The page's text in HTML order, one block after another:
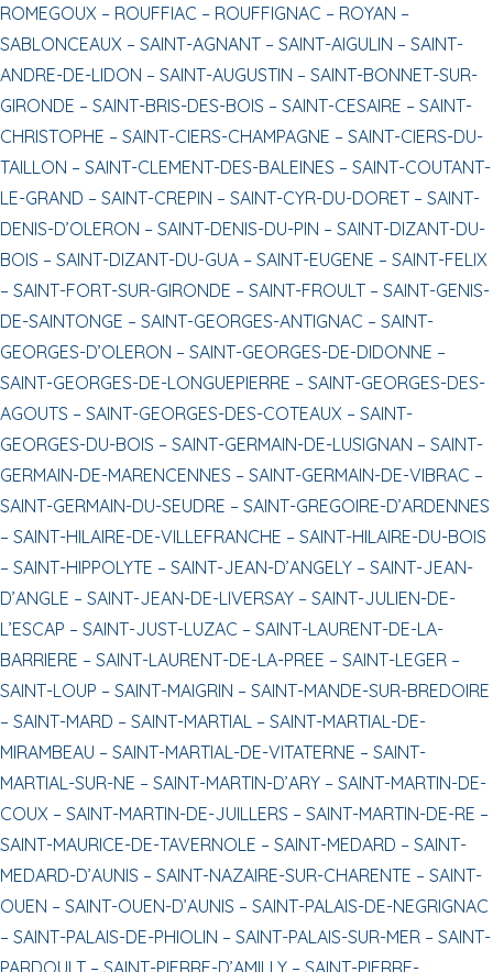
ROMEGOUX – ROUFFIAC – ROUFFIGNAC – ROYAN –
SABLONCEAUX – SAINT-AGNANT – SAINT-AIGULIN – SAINT-
ANDRE-DE-LIDON – SAINT-AUGUSTIN – SAINT-BONNET-SUR-
GIRONDE – SAINT-BRIS-DES-BOIS – SAINT-CESAIRE – SAINT-
CHRISTOPHE – SAINT-CIERS-CHAMPAGNE – SAINT-CIERS-DU-
TAILLON – SAINT-CLEMENT-DES-BALEINES – SAINT-COUTANT-
LE-GRAND – SAINT-CREPIN – SAINT-CYR-DU-DORET – SAINT-
DENIS-D’OLERON – SAINT-DENIS-DU-PIN – SAINT-DIZANT-DU-
BOIS – SAINT-DIZANT-DU-GUA – SAINT-EUGENE – SAINT-FELIX
– SAINT-FORT-SUR-GIRONDE – SAINT-FROULT – SAINT-GENIS-
DE-SAINTONGE – SAINT-GEORGES-ANTIGNAC – SAINT-
GEORGES-D’OLERON – SAINT-GEORGES-DE-DIDONNE –
SAINT-GEORGES-DE-LONGUEPIERRE – SAINT-GEORGES-DES-
AGOUTS – SAINT-GEORGES-DES-COTEAUX – SAINT-
GEORGES-DU-BOIS – SAINT-GERMAIN-DE-LUSIGNAN – SAINT-
GERMAIN-DE-MARENCENNES – SAINT-GERMAIN-DE-VIBRAC –
SAINT-GERMAIN-DU-SEUDRE – SAINT-GREGOIRE-D’ARDENNES
– SAINT-HILAIRE-DE-VILLEFRANCHE – SAINT-HILAIRE-DU-BOIS
– SAINT-HIPPOLYTE – SAINT-JEAN-D’ANGELY – SAINT-JEAN-
D’ANGLE – SAINT-JEAN-DE-LIVERSAY – SAINT-JULIEN-DE-
L’ESCAP – SAINT-JUST-LUZAC – SAINT-LAURENT-DE-LA-
BARRIERE – SAINT-LAURENT-DE-LA-PREE – SAINT-LEGER –
SAINT-LOUP – SAINT-MAIGRIN – SAINT-MANDE-SUR-BREDOIRE
– SAINT-MARD – SAINT-MARTIAL – SAINT-MARTIAL-DE-
MIRAMBEAU – SAINT-MARTIAL-DE-VITATERNE – SAINT-
MARTIAL-SUR-NE – SAINT-MARTIN-D’ARY – SAINT-MARTIN-DE-
COUX – SAINT-MARTIN-DE-JUILLERS – SAINT-MARTIN-DE-RE –
SAINT-MAURICE-DE-TAVERNOLE – SAINT-MEDARD – SAINT-
MEDARD-D’AUNIS – SAINT-NAZAIRE-SUR-CHARENTE – SAINT-
OUEN – SAINT-OUEN-D’AUNIS – SAINT-PALAIS-DE-NEGRIGNAC
– SAINT-PALAIS-DE-PHIOLIN – SAINT-PALAIS-SUR-MER – SAINT-
PARDOULT – SAINT-PIERRE-D’AMILLY – SAINT-PIERRE-